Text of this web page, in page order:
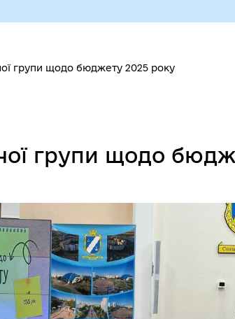
єВідновлення
групи щодо бюджету 2025 року
групи щодо